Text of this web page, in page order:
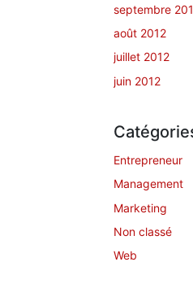
septembre
août 2012
juillet 2012
juin 2012
Entrepreneur
Management
Marketing
Non classé
Web